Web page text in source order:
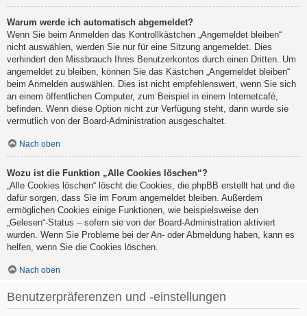
Warum werde ich automatisch abgemeldet?
Wenn Sie beim Anmelden das Kontrollkästchen „Angemeldet bleiben“
nicht auswählen, werden Sie nur für eine Sitzung angemeldet. Dies
verhindert den Missbrauch Ihres Benutzerkontos durch einen Dritten. Um
angemeldet zu bleiben, können Sie das Kästchen „Angemeldet bleiben“
beim Anmelden auswählen. Dies ist nicht empfehlenswert, wenn Sie sich
an einem öffentlichen Computer, zum Beispiel in einem Internetcafé,
befinden. Wenn diese Option nicht zur Verfügung steht, dann wurde sie
vermutlich von der Board-Administration ausgeschaltet.
Nach oben
Wozu ist die Funktion „Alle Cookies löschen“?
„Alle Cookies löschen“ löscht die Cookies, die phpBB erstellt hat und die
dafür sorgen, dass Sie im Forum angemeldet bleiben. Außerdem
ermöglichen Cookies einige Funktionen, wie beispielsweise den
„Gelesen“-Status – sofern sie von der Board-Administration aktiviert
wurden. Wenn Sie Probleme bei der An- oder Abmeldung haben, kann es
helfen, wenn Sie die Cookies löschen.
Nach oben
Benutzerpräferenzen und -einstellungen